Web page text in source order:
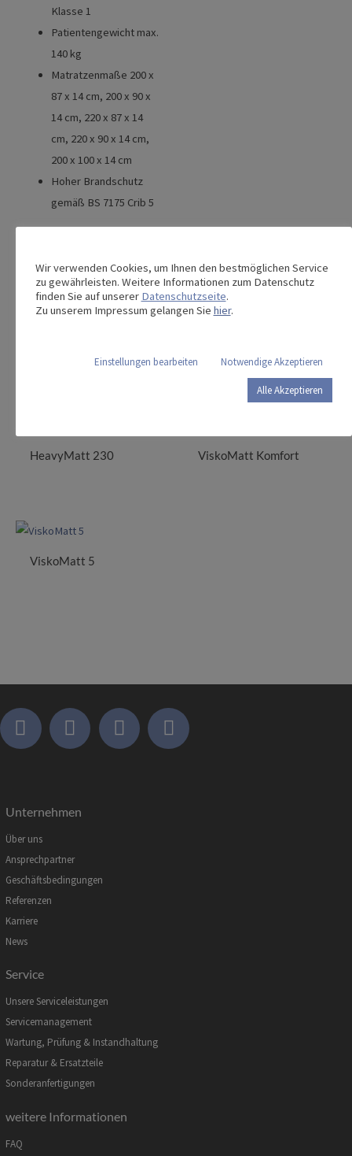
Klasse 1
Patientengewicht max.
140 kg
Matratzenmaße 200 x
87 x 14 cm, 200 x 90 x
14 cm, 220 x 87 x 14
cm, 220 x 90 x 14 cm,
200 x 100 x 14 cm
Hoher Brandschutz
gemäß BS 7175 Crib 5
Dieses Produkt teilen:
Das könnte Sie auch interessieren …
HeavyMatt 230 ViskoMatt Komfort
ViskoMatt 5
Unternehmen
Über uns
Ansprechpartner
Geschäftsbedingungen
Referenzen
Karriere
News
Service
Unsere Serviceleistungen
Servicemanagement
Wartung, Prüfung & Instandhaltung
Reparatur & Ersatzteile
Sonderanfertigungen
weitere Informationen
FAQ
Wir verwenden Cookies, um Ihnen den bestmöglichen Service
zu gewährleisten. Weitere Informationen zum Datenschutz
finden Sie auf unserer Datenschutzseite.
Zu unserem Impressum gelangen Sie hier.
Einstellungen bearbeiten Notwendige Akzeptieren
Alle Akzeptieren